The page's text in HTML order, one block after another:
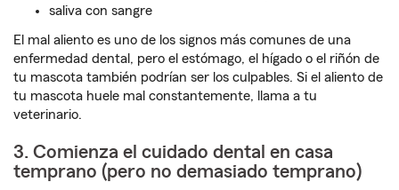
saliva con sangre
El mal aliento es uno de los signos más comunes de una
enfermedad dental, pero el estómago, el hígado o el riñón de
tu mascota también podrían ser los culpables. Si el aliento de
tu mascota huele mal constantemente, llama a tu
veterinario.
3. Comienza el cuidado dental en casa
temprano (pero no demasiado temprano)